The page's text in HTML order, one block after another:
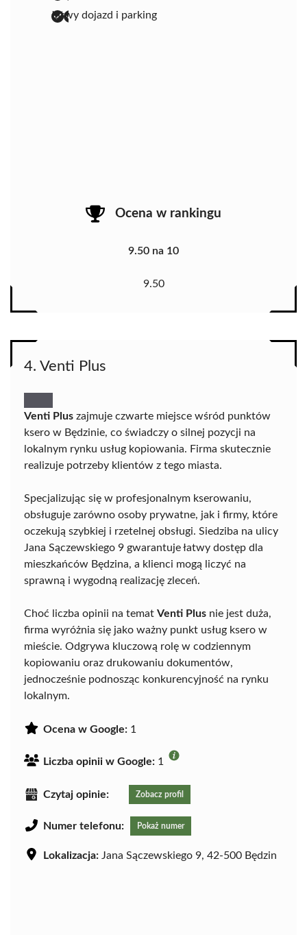
łatwy dojazd i parking
Ocena w rankingu
9.50 na 10
9.50
4. Venti Plus
Venti Plus zajmuje czwarte miejsce wśród punktów
ksero w Będzinie, co świadczy o silnej pozycji na
lokalnym rynku usług kopiowania. Firma skutecznie
realizuje potrzeby klientów z tego miasta.
Specjalizując się w profesjonalnym kserowaniu,
obsługuje zarówno osoby prywatne, jak i firmy, które
oczekują szybkiej i rzetelnej obsługi. Siedziba na ulicy
Jana Sączewskiego 9 gwarantuje łatwy dostęp dla
mieszkańców Będzina, a klienci mogą liczyć na
sprawną i wygodną realizację zleceń.
Choć liczba opinii na temat Venti Plus nie jest duża,
firma wyróżnia się jako ważny punkt usług ksero w
mieście. Odgrywa kluczową rolę w codziennym
kopiowaniu oraz drukowaniu dokumentów,
jednocześnie podnosząc konkurencyjność na rynku
lokalnym.
Ocena w Google: 1
Liczba opinii w Google: 1
Czytaj opinie: Zobacz profil
Numer telefonu: Pokaż numer
Lokalizacja: Jana Sączewskiego 9, 42-500 Będzin